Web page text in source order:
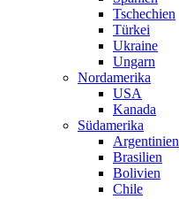
Tschechien
Türkei
Ukraine
Ungarn
Nordamerika
USA
Kanada
Südamerika
Argentinien
Brasilien
Bolivien
Chile